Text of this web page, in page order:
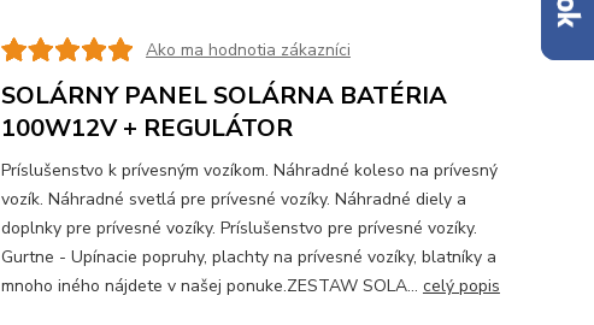
Ako ma hodnotia zákazníci
SOLÁRNY PANEL SOLÁRNA BATÉRIA
100W12V + REGULÁTOR
Príslušenstvo k prívesným vozíkom. Náhradné koleso na prívesný
vozík. Náhradné svetlá pre prívesné vozíky. Náhradné diely a
doplnky pre prívesné vozíky. Príslušenstvo pre prívesné vozíky.
Gurtne - Upínacie popruhy, plachty na prívesné vozíky, blatníky a
mnoho iného nájdete v našej ponuke.ZESTAW SOLA... celý popis